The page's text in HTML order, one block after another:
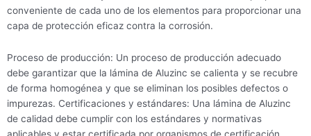
conveniente de cada uno de los elementos para proporcionar una
capa de protección eficaz contra la corrosión.
Proceso de producción: Un proceso de producción adecuado
debe garantizar que la lámina de Aluzinc se calienta y se recubre
de forma homogénea y que se eliminan los posibles defectos o
impurezas. Certificaciones y estándares: Una lámina de Aluzinc
de calidad debe cumplir con los estándares y normativas